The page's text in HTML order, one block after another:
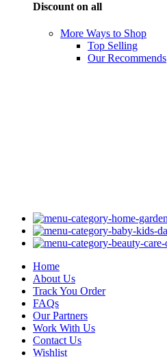
Discount on all
More Ways to Shop
Top Selling
Our Recommends
Home
About Us
Track You Order
FAQs
Our Partners
Work With Us
Contact Us
Wishlist